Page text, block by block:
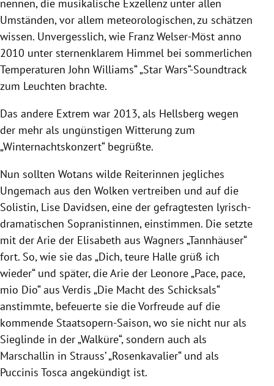
nennen, die musikalische Exzellenz unter allen
Umständen, vor allem meteorologischen, zu schätzen
wissen. Unvergesslich, wie Franz Welser-Möst anno
2010 unter sternenklarem Himmel bei sommerlichen
Temperaturen John Williams“ „Star Wars“-Soundtrack
zum Leuchten brachte.
Das andere Extrem war 2013, als Hellsberg wegen
der mehr als ungünstigen Witterung zum
„Winternachtskonzert“ begrüßte.
Nun sollten Wotans wilde Reiterinnen jegliches
Ungemach aus den Wolken vertreiben und auf die
Solistin, Lise Davidsen, eine der gefragtesten lyrisch-
dramatischen Sopranistinnen, einstimmen. Die setzte
mit der Arie der Elisabeth aus Wagners „Tannhäuser“
fort. So, wie sie das „Dich, teure Halle grüß ich
wieder“ und später, die Arie der Leonore „Pace, pace,
mio Dio“ aus Verdis „Die Macht des Schicksals“
anstimmte, befeuerte sie die Vorfreude auf die
kommende Staatsopern-Saison, wo sie nicht nur als
Sieglinde in der „Walküre“, sondern auch als
Marschallin in Strauss’ „Rosenkavalier“ und als
Puccinis Tosca angekündigt ist.